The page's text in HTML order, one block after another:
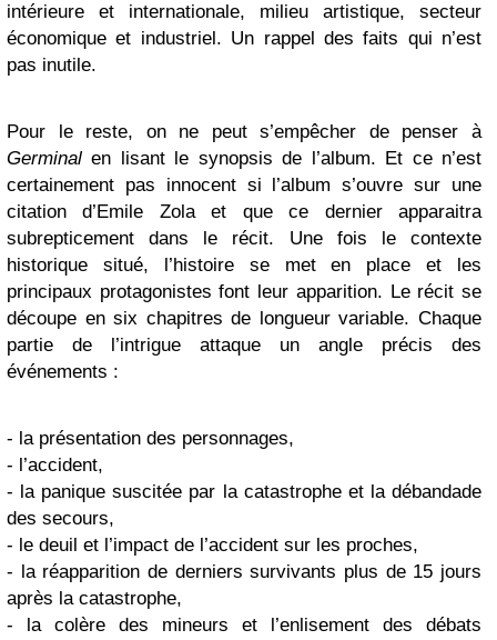
intérieure et internationale, milieu artistique, secteur
économique et industriel. Un rappel des faits qui n’est
pas inutile.
Pour le reste, on ne peut s’empêcher de penser à
Germinal en lisant le synopsis de l’album. Et ce n’est
certainement pas innocent si l’album s’ouvre sur une
citation d’Emile Zola et que ce dernier apparaitra
subrepticement dans le récit. Une fois le contexte
historique situé, l’histoire se met en place et les
principaux protagonistes font leur apparition. Le récit se
découpe en six chapitres de longueur variable. Chaque
partie de l’intrigue attaque un angle précis des
événements :
- la présentation des personnages,
- l’accident,
- la panique suscitée par la catastrophe et la débandade
des secours,
- le deuil et l’impact de l’accident sur les proches,
- la réapparition de derniers survivants plus de 15 jours
après la catastrophe,
- la colère des mineurs et l’enlisement des débats